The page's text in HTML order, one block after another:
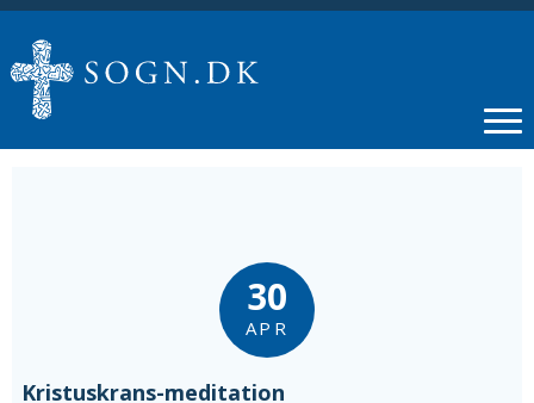
30
APR
Kristuskrans-meditation